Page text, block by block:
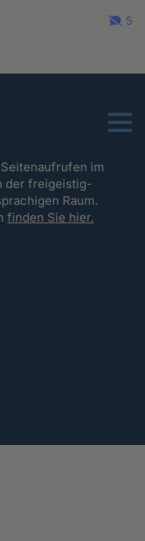
5
Menu
im
der freigeistig-
Raum.
finden Sie hier.